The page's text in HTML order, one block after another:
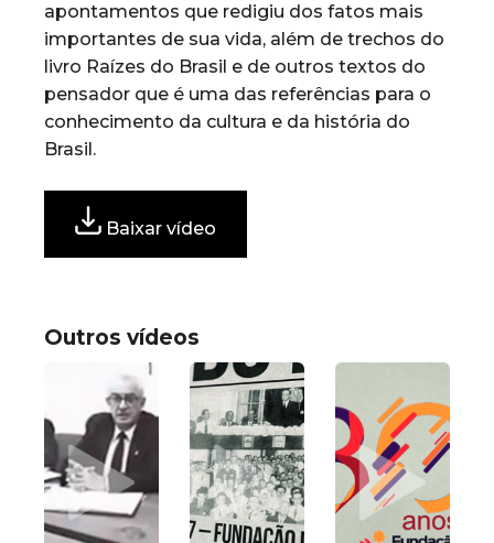
apontamentos que redigiu dos fatos mais
importantes de sua vida, além de trechos do
livro Raízes do Brasil e de outros textos do
pensador que é uma das referências para o
conhecimento da cultura e da história do
Brasil.
Baixar vídeo
Outros vídeos